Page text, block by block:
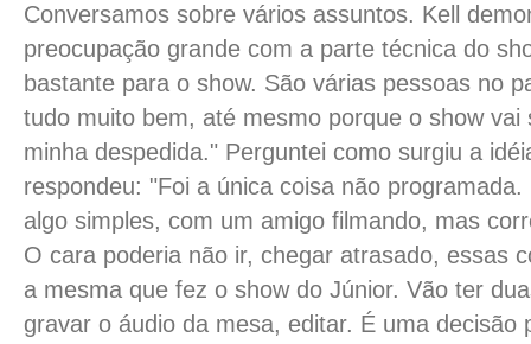
Conversamos sobre vários assuntos. Kell
preocupação grande com a parte técnica do
bastante para o show. São várias pessoas no
tudo muito bem, até mesmo porque o show vai
minha despedida." Perguntei como surgiu a
respondeu: "Foi a única coisa não
algo simples, com um amigo filmando, mas
O cara poderia não ir, chegar atrasado, essas
a mesma que fez o show do Júnior. Vão ter
gravar o áudio da mesa, editar. É uma decisão